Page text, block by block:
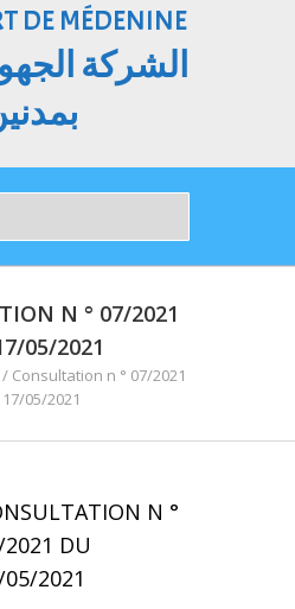
DE MÉDENINE
الشركة
N ° 07/2021
05/2021
/ Consultation n ° 07/2021
05/2021
N °
DU
05/2021